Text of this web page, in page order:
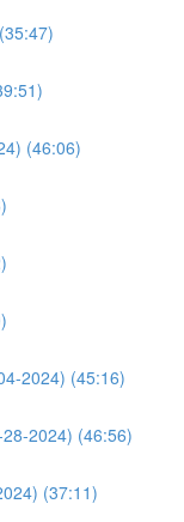
(46:06)
2024) (45:16)
2024) (46:56)
(37:11)